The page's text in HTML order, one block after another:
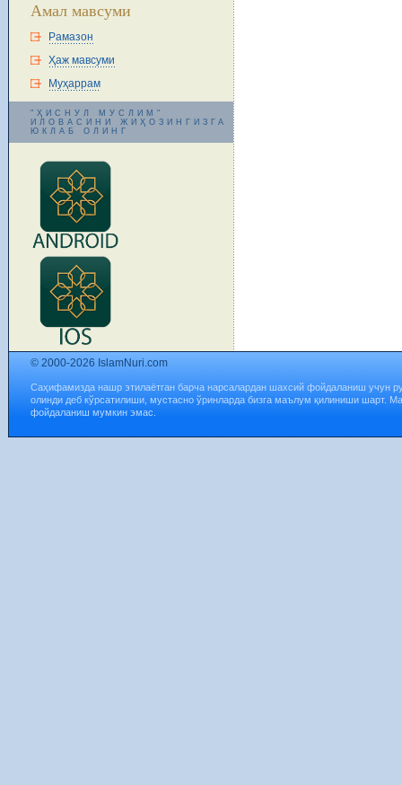
Амал мавсуми
Рамазон
Ҳаж мавсуми
Муҳаррам
"ҲИСНУЛ МУСЛИМ"
ИЛОВАСИНИ ЖИҲОЗИНГИЗГА
ЮКЛАБ ОЛИНГ
© 2000-2026 IslamNuri.com
Саҳифамизда нашр этилаётган барча нарсалардан шахсий фойдаланиш учун
олинди деб кўрсатилиши, мустасно ўринларда бизга маълум қилиниши шарт.
фойдаланиш мумкин эмас.